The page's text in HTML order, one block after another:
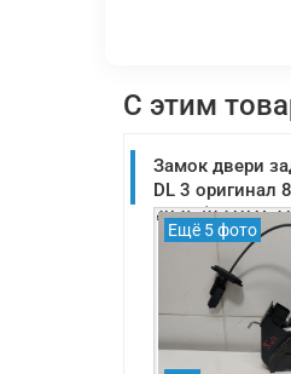
С этим
Замок двери
DL 3 оригинал
2025
Ещё 5 фото